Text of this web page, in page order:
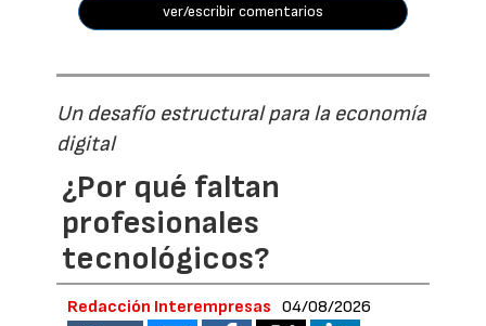
ver/escribir comentarios
Un desafío estructural para la economía
digital
¿Por qué faltan
profesionales
tecnológicos?
Redacción Interempresas 04/08/2026